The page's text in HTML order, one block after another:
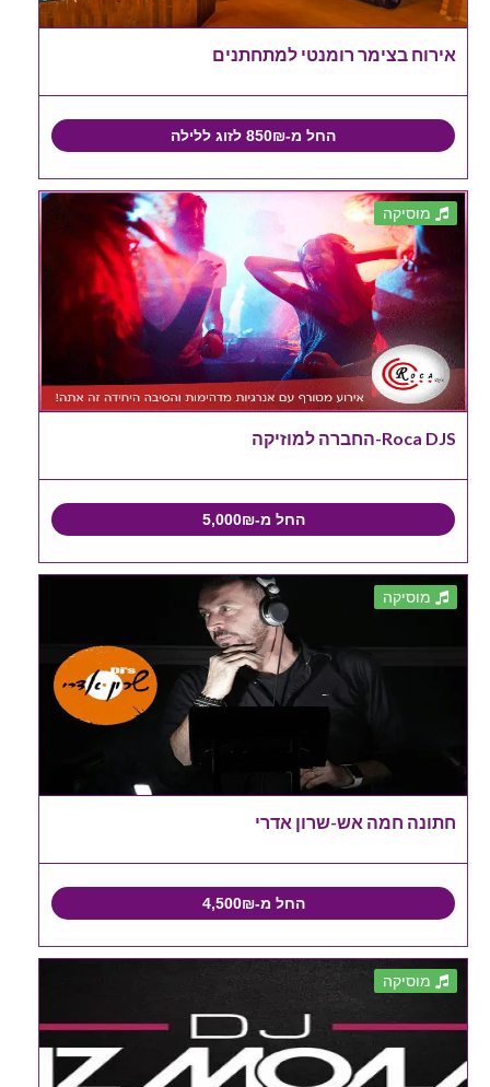
אירוח בצימר רומנטי למתחתנים
החל מ-850₪ לזוג ללילה
מוסיקה
Roca DJS-החברה למוזיקה
החל מ-5,000₪
מוסיקה
חתונה חמה אש-שרון אדרי
החל מ-4,500₪
מוסיקה